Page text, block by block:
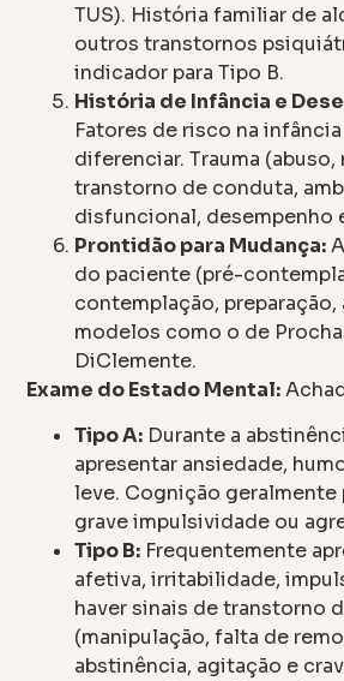
TUS). História familiar de
outros transtornos
indicador para Tipo B.
História de Infância e
Fatores de risco na
diferenciar. Trauma
transtorno de conduta,
disfuncional, desempenho
Prontidão para Mudança:
do paciente (pré-
contemplação,
modelos como o de
DiClemente.
Exame do Estado Mental:
Tipo A: Durante a
apresentar ansiedade,
leve. Cognição geralmente
grave impulsividade ou
Tipo B: Frequentemente
afetiva, irritabilidade,
haver sinais de transtorno
(manipulação, falta de
abstinência, agitação e